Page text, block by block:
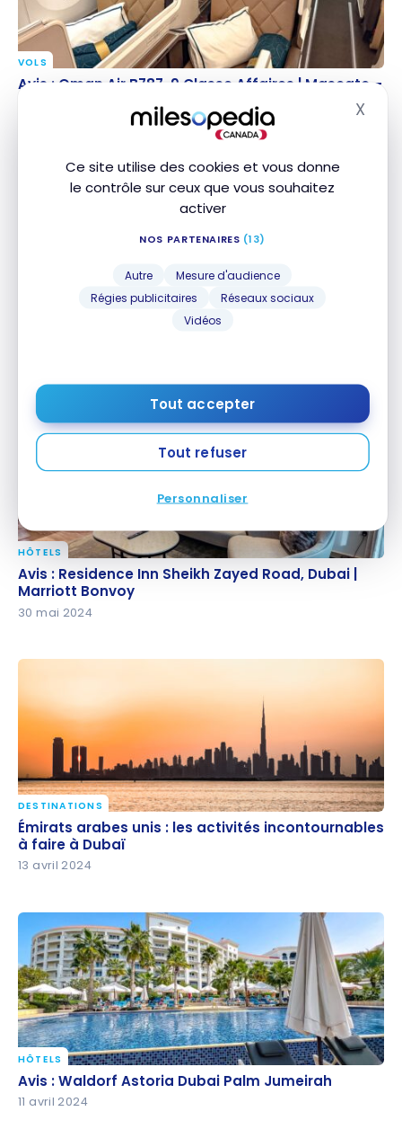
Ce site utilise des cookies et vous donne
le contrôle sur ceux que vous souhaitez
activer
NOS PARTENAIRES (13)
Autre
Mesure d'audience
Régies publicitaires
Réseaux sociaux
Vidéos
Tout accepter
Tout refuser
Personnaliser
X
Avis : Oman Air B787-9 Classe Affaires | Mascate –
VOLS
Avis : Oman Air B787-9 Classe Affaires | Mascate –
Avis : Residence Inn Sheikh Zayed Road, Dubai |
Marriott Bonvoy
HÔTELS
Avis : Residence Inn Sheikh Zayed Road, Dubai |
Marriott Bonvoy
30 mai 2024
Émirats arabes unis : les activités incontournables à
faire à Dubaï
DESTINATIONS
Émirats arabes unis : les activités incontournables
à faire à Dubaï
13 avril 2024
Avis : Waldorf Astoria Dubai Palm Jumeirah
HÔTELS
Avis : Waldorf Astoria Dubai Palm Jumeirah
11 avril 2024